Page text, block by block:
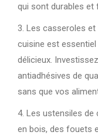
qui sont durables et
3. Les casseroles et
cuisine est
délicieux.
antiadhésives de
sans que vos
4. Les ustensiles de
en bois, des fouets